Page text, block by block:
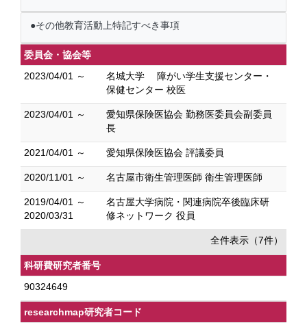
●その他教育活動上特記すべき事項
委員会・協会等
2023/04/01 ～
名城大学 障がい学生支援センター・
保健センター 校医
2023/04/01 ～
愛知県保険医協会 勤務医委員会副委員
長
2021/04/01 ～ 愛知県保険医協会 評議委員
2020/11/01 ～ 名古屋市衛生管理医師 衛生管理医師
2019/04/01 ～
2020/03/31
名古屋大学病院・関連病院卒後臨床研
修ネットワーク 役員
全件表示（7件）
科研費研究者番号
90324649
researchmap研究者コード